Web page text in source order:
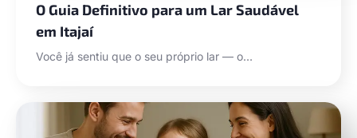
O Guia Definitivo para um Lar Saudável
em Itajaí
Você já sentiu que o seu próprio lar — o…